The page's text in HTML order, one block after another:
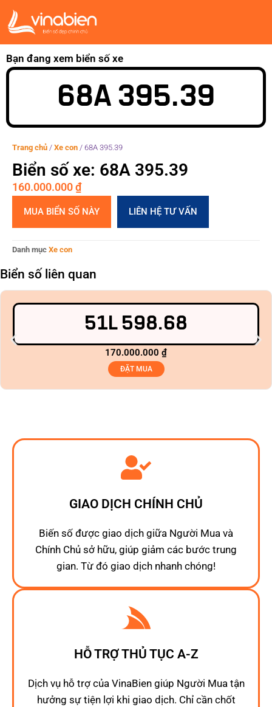
Bạn đang xem biển số xe
68A 395.39
Trang chủ / Xe con / 68A 395.39
Biển số xe: 68A 395.39
160.000.000₫
MUA BIỂN SỐ NÀY LIÊN HỆ TƯ VẤN
Danh mục Xe con
Biển số liên quan
51L 598.68
170.000.000 ₫
ĐẶT MUA
GIAO DỊCH CHÍNH CHỦ
Biến số được giao dịch giữa Người Mua và
Chính Chủ sở hữu, giúp giảm các bước trung
gian. Từ đó giao dịch nhanh chóng!
HỖ TRỢ THỦ TỤC A-Z
Dịch vụ hỗ trợ của VinaBien giúp Người Mua tận
hưởng sự tiện lợi khi giao dịch. Chỉ cần chốt